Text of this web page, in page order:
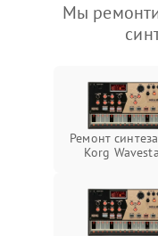
Мы
Ремонт
Korg